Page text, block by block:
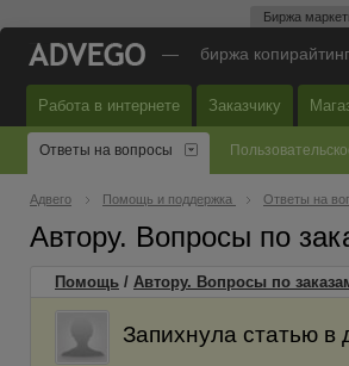
Биржа
— биржа
Работа в интернете Заказчику
Ответы на вопросы
Адвего Помощь и поддержка Ответы на
Автору. Вопросы по
Помощь / Автору. Вопросы по
Запихнула статью в